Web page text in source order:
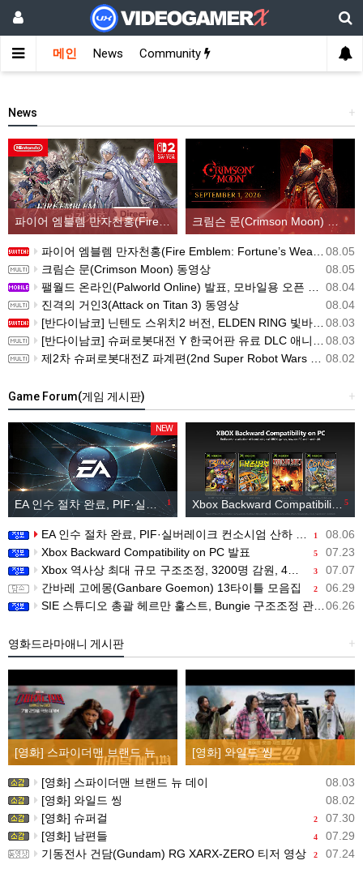
메인 News Community
+
News
크림슨 문(Crimson Moon) 동영상
08.05
파이어 엠블렘 만자천홍(Fire Emblem: Fortune’s Weave) 스크린샷과 동영상(한국어 자막)
08.05
크림슨 문(Crimson Moon) 동영상
08.04
팰월드 온라인(Palworld Online) 발표, 모바일용 오픈 월드 멀티플레이 생존 크래프트
08.04
진격의 거인3(Attack on Titan 3) 동영상
08.03
[반다이남코] 닌텐도 스위치2 버전, ELDEN RING 빛바랜 자 에디션 패키지 예약 판매, 8월 5일 시작
08.03
[반다이남코] 슈퍼로봇대전 Y 한국어판 유료 DLC 애니버서리 확장팩, 8월 5일 판매 시작
08.02
제2차 슈퍼로봇대전Z 파계편(2nd Super Robot Wars Z: Break the World Chapter) Remastered 제작 결정
+
Game Forum(게임 게시판)
NEW
1
EA 인수 절차 완료, PIF·실버레이크 컨소시엄 산하 편입 5
Xbox Backward Compatibility on PC 발표
1 08.06
EA 인수 절차 완료, PIF·실버레이크 컨소시엄 산하 편입
5 07.23
Xbox Backward Compatibility on PC 발표
3 07.07
Xbox 역사상 최대 규모 구조조정, 3200명 감원, 4개 스튜디오 분리
2 06.29
간바레 고에몽(Ganbare Goemon) 13타이틀 모음집
06.26
SIE 스튜디오 총괄 헤르만 훌스트, Bungie 구조조정 관련 직원 메시지 공개
+
영화드라마애니 게시판
[영화] 와일드 씽
08.03
[영화] 스파이더맨 브랜드 뉴 데이
08.02
[영화] 와일드 씽
2 07.30
[영화] 슈퍼걸
4 07.29
[영화] 남편들
2 07.24
기동전사 건담(Gundam) RG XARX-ZERO 티저 영상